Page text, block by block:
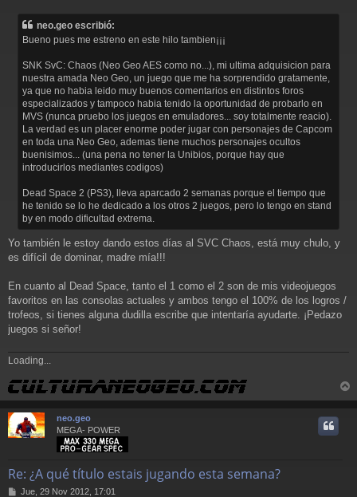
neo.geo escribió:
Bueno pues me estreno en este hilo tambien¡¡¡
SNK SvC: Chaos (Neo Geo AES como no...), mi ultima adquisicion para
nuestra amada Neo Geo, un juego que me ha sorprendido gratamente,
ya que no habia leido muy buenos comentarios en distintos foros
especializados y tampoco habia tenido la oportunidad de probarlo en
MVS (nunca pruebo los juegos en emuladores... soy totalmente reacio).
La verdad es un placer enorme poder jugar con personajes de Capcom
en toda una Neo Geo, ademas tiene muchos personajes ocultos
buenisimos... (una pena no tener la Unibios, porque hay que
introducirlos mediantes codigos)
Dead Space 2 (PS3), lleva aparcado 2 semanas porque el tiempo que
he tenido se lo he dedicado a los otros 2 juegos, pero lo tengo en stand
by en modo dificultad extrema.
Yo también le estoy dando estos días al SVC Chaos, está muy chulo, y
es difícil de dominar, madre mía!!!
En cuanto al Dead Space, tanto el 1 como el 2 son de mis videojuegos
favoritos en las consolas actuales y ambos tengo el 100% de los logros /
trofeos, si tienes alguna dudilla escribe que intentaría ayudarte. ¡Pedazo
juegos si señor!
Loading...
r
neo.geo
MEGA- POWER
Re: ¿A qué título estais jugando esta semana?
M
Jue, 29 Nov 2012, 17:01